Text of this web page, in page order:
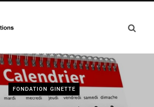
FONDATION GINETTE